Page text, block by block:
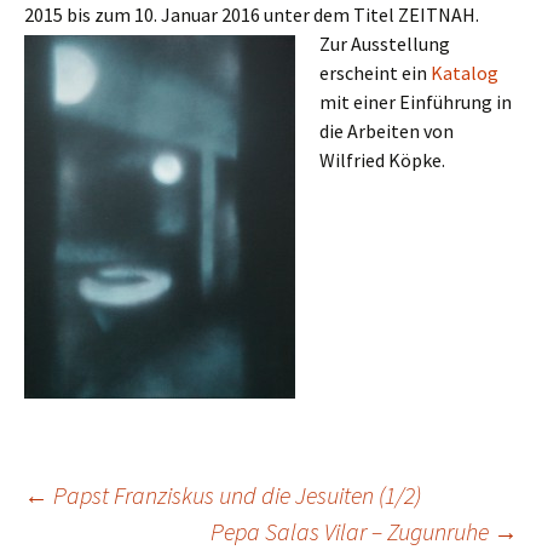
2015 bis zum 10. Januar 2016 unter dem Titel ZEITNAH.
Zur Ausstellung
erscheint ein Katalog
mit einer Einführung in
die Arbeiten von
Wilfried Köpke.
Beitragsnavigation
← Papst Franziskus und die Jesuiten (1/2)
Pepa Salas Vilar – Zugunruhe →